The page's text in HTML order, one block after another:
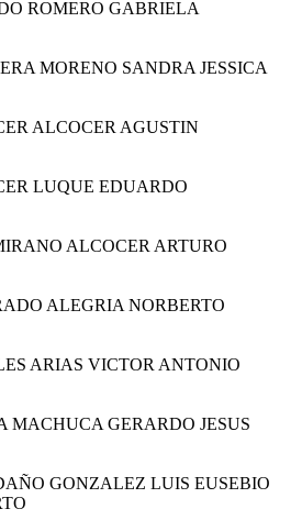
ROMERO GABRIELA
MORENO SANDRA JESSICA
ALCOCER AGUSTIN
LUQUE EDUARDO
ALCOCER ARTURO
ALEGRIA NORBERTO
ARIAS VICTOR ANTONIO
MACHUCA GERARDO JESUS
GONZALEZ LUIS EUSEBIO